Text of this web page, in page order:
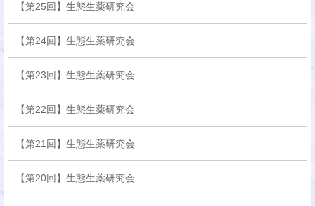
【第25回】生態生薬研究会
【第24回】生態生薬研究会
【第23回】生態生薬研究会
【第22回】生態生薬研究会
【第21回】生態生薬研究会
【第20回】生態生薬研究会